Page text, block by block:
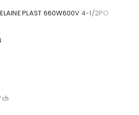
PLAST 660W600V 4-1/2PO
ch